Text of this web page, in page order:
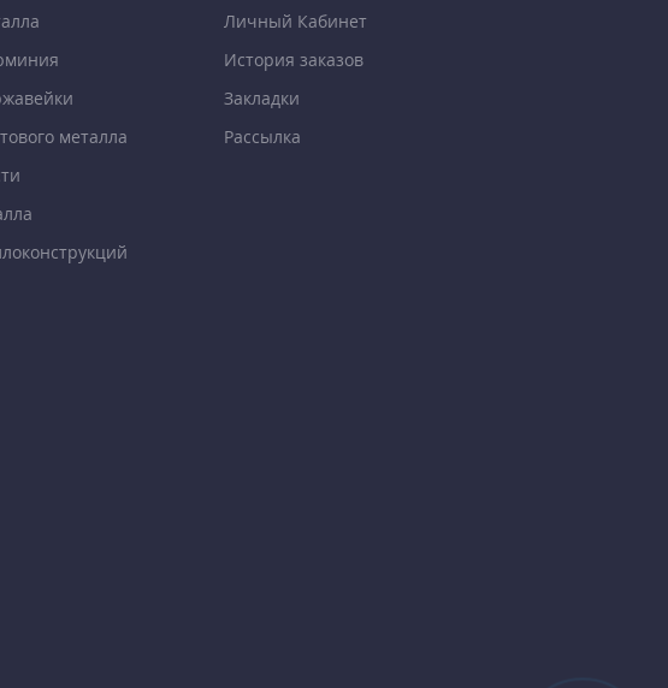
металла
Личный Кабинет
История заказов
Закладки
Рассылка